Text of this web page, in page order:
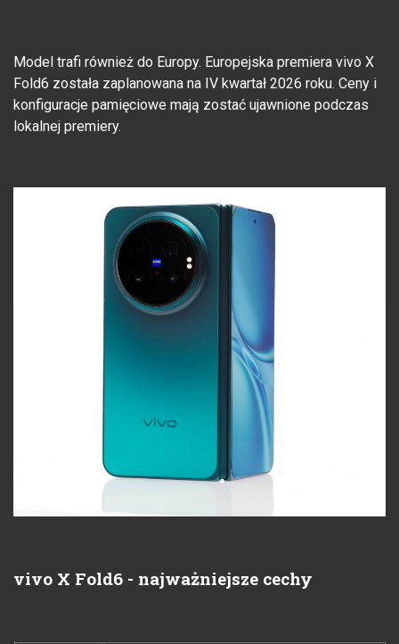
Model trafi również do Europy. Europejska premiera vivo X
Fold6 została zaplanowana na IV kwartał 2026 roku. Ceny i
konfiguracje pamięciowe mają zostać ujawnione podczas
lokalnej premiery.
vivo X Fold6 - najważniejsze cechy